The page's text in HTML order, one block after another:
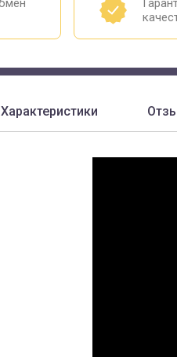
Характеристики